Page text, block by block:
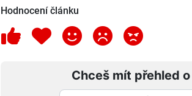
Hodnocení článku
Chceš mít přehled